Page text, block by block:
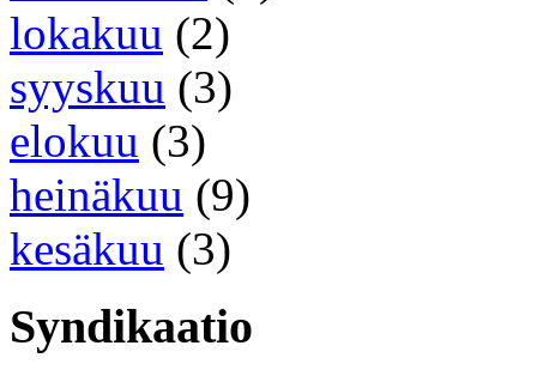
lokakuu (2)
syyskuu (3)
elokuu (3)
heinäkuu (9)
kesäkuu (3)
Syndikaatio